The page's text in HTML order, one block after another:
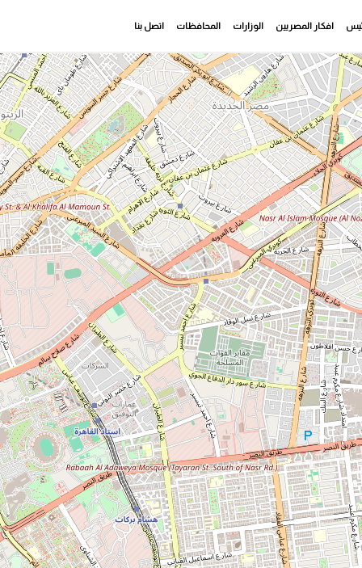
افكار المصريين الوزارات المحافظات اتصل بنا